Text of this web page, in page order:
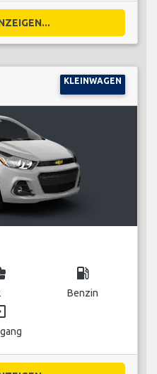
KLEINWAGEN
local_gas_station
Benzin